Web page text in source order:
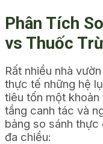
Phân Tích
vs Thuốc
Rất nhiều nhà
thực tế những hệ
tiêu tốn một
tầng canh tác và
bảng so sánh
đa chiều: